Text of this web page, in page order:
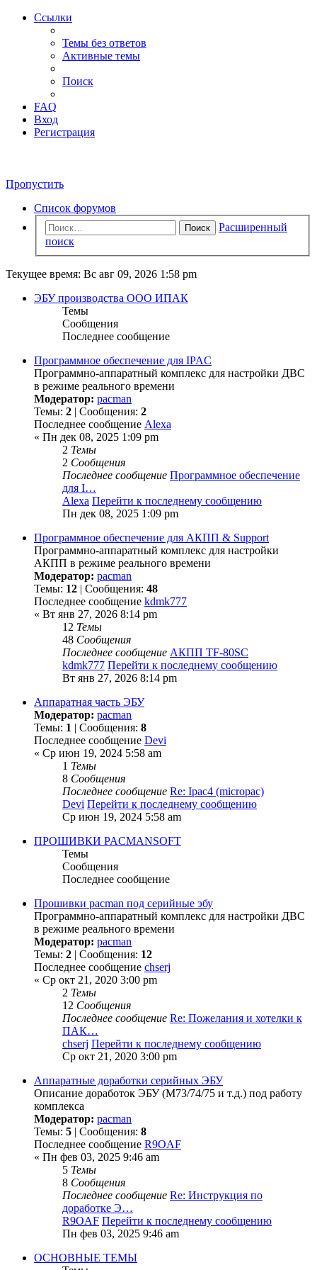
Ссылки
Темы без ответов
Активные темы
Поиск
FAQ
Вход
Регистрация
Пропустить
Список форумов
Поиск
Расширенный
поиск
Текущее время: Вс авг 09, 2026 1:58 pm
ЭБУ производства ООО ИПАК
Темы
Сообщения
Последнее сообщение
Программное обеспечение для IPAC
Программно-аппаратный комплекс для настройки ДВС
в режиме реального времени
Модератор: pacman
Темы: 2 | Сообщения: 2
Последнее сообщение Alexa
« Пн дек 08, 2025 1:09 pm
2 Темы
2 Сообщения
Последнее сообщение Программное обеспечение
для I…
Alexa Перейти к последнему сообщению
Пн дек 08, 2025 1:09 pm
Программное обеспечение для АКПП & Support
Программно-аппаратный комплекс для настройки
АКПП в режиме реального времени
Модератор: pacman
Темы: 12 | Сообщения: 48
Последнее сообщение kdmk777
« Вт янв 27, 2026 8:14 pm
12 Темы
48 Сообщения
Последнее сообщение АКПП TF-80SC
kdmk777 Перейти к последнему сообщению
Вт янв 27, 2026 8:14 pm
Аппаратная часть ЭБУ
Модератор: pacman
Темы: 1 | Сообщения: 8
Последнее сообщение Devi
« Ср июн 19, 2024 5:58 am
1 Темы
8 Сообщения
Последнее сообщение Re: Ipac4 (micropac)
Devi Перейти к последнему сообщению
Ср июн 19, 2024 5:58 am
ПРОШИВКИ PACMANSOFT
Темы
Сообщения
Последнее сообщение
Прошивки pacman под серийные эбу
Программно-аппаратный комплекс для настройки ДВС
в режиме реального времени
Модератор: pacman
Темы: 2 | Сообщения: 12
Последнее сообщение chserj
« Ср окт 21, 2020 3:00 pm
2 Темы
12 Сообщения
Последнее сообщение Re: Пожелания и хотелки к
ПАК…
chserj Перейти к последнему сообщению
Ср окт 21, 2020 3:00 pm
Аппаратные доработки серийных ЭБУ
Описание доработок ЭБУ (М73/74/75 и т.д.) под работу
комплекса
Модератор: pacman
Темы: 5 | Сообщения: 8
Последнее сообщение R9OAF
« Пн фев 03, 2025 9:46 am
5 Темы
8 Сообщения
Последнее сообщение Re: Инструкция по
доработке Э…
R9OAF Перейти к последнему сообщению
Пн фев 03, 2025 9:46 am
ОСНОВНЫЕ ТЕМЫ